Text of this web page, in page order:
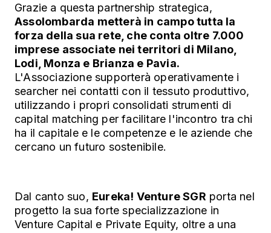
Grazie a questa partnership strategica,
Assolombarda metterà in campo tutta la
forza della sua rete, che conta oltre 7.000
imprese associate nei territori di Milano,
Lodi, Monza e Brianza e Pavia.
L'Associazione supporterà operativamente i
searcher nei contatti con il tessuto produttivo,
utilizzando i propri consolidati strumenti di
capital matching per facilitare l'incontro tra chi
ha il capitale e le competenze e le aziende che
cercano un futuro sostenibile.
Dal canto suo, Eureka! Venture SGR porta nel
progetto la sua forte specializzazione in
Venture Capital e Private Equity, oltre a una